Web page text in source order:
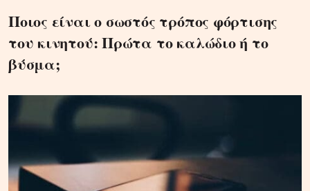
Ποιος είναι ο σωστός τρόπος φόρτισης
του κινητού: Πρώτα το καλώδιο ή το
βύσμα;